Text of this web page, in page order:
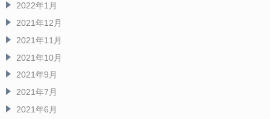
2022年1月
2021年12月
2021年11月
2021年10月
2021年9月
2021年7月
2021年6月